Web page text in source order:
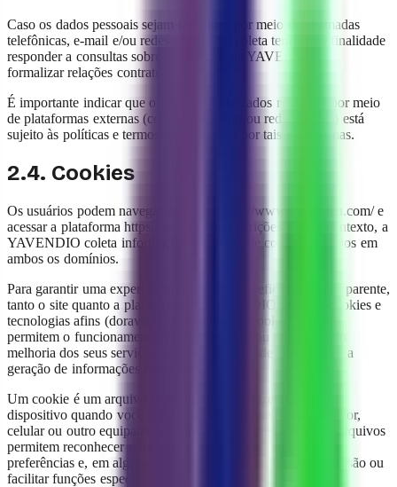
Caso os dados pessoais sejam coletados por meio de chamadas
telefônicas, e-mail e/ou redes sociais, tal coleta terá como finalidade
responder a consultas sobre os serviços da YAVENDIO e
formalizar relações contratuais.
É importante indicar que o tratamento de dados realizado por meio
de plataformas externas (como WhatsApp ou redes sociais) está
sujeito às políticas e termos estabelecidos por tais plataformas.
2.4. Cookies
Os usuários podem navegar pelo site https://www.yavendeu.com/ e
acessar a plataforma https://ya.onl/ sem restrições. Nesse contexto, a
YAVENDIO coleta informações por meio de cookies próprios em
ambos os domínios.
Para garantir uma experiência de navegação eficiente e transparente,
tanto o site quanto a plataforma da YAVENDIO utilizam cookies e
tecnologias afins (doravante denominadas "cookies"). Estas
permitem o funcionamento técnico do site e/ou plataforma, a
melhoria dos seus serviços, a personalização de conteúdos e a
geração de informações estatísticas.
Um cookie é um arquivo de texto que é armazenado no seu
dispositivo quando você acessa um site, como seu computador,
celular ou outro equipamento com acesso à Internet. Esses arquivos
permitem reconhecer o navegador do usuário, lembrar suas
preferências e, em alguns casos, melhorar a segurança da sessão ou
facilitar funções específicas do site.